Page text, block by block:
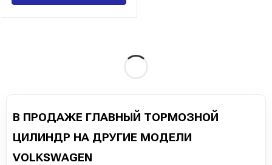
В ПРОДАЖЕ ГЛАВНЫЙ ТОРМОЗНОЙ
ЦИЛИНДР НА ДРУГИЕ МОДЕЛИ
VOLKSWAGEN